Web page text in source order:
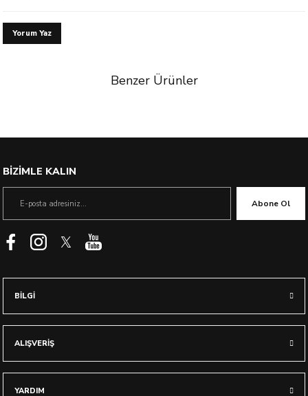
Yorum Yaz
Benzer Ürünler
BİZİMLE KALIN
Abone Ol
BİLGİ
ALIŞVERİŞ
YARDIM